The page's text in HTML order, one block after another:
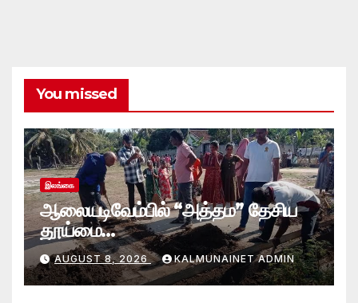
You missed
இலங்கை
ஆலையடிவேம்பில் “அத்தம” தேசிய
தூய்மை
வேலைத்திட்டம்.:ஆலையடிவேம்பு
பிரதேச செயலகமும் பிரதேச சபையும்
இணைந்து விசேட தூய்மைப் பணி.
AUGUST 8, 2026 KALMUNAINET ADMIN